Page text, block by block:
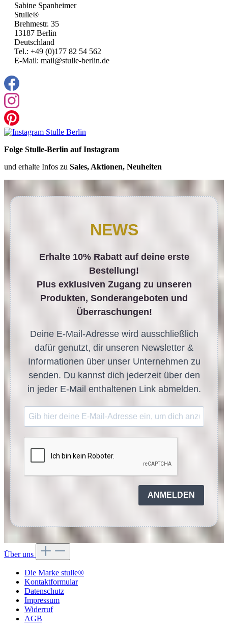
Sabine Spanheimer
Stulle®
Brehmestr. 35
13187 Berlin
Deutschland
Tel.: +49 (0)177 82 54 562
E-Mail: mail@stulle-berlin.de
Folge Stulle-Berlin auf Instagram
und erhalte Infos zu Sales, Aktionen, Neuheiten
NEWS
Erhalte 10% Rabatt auf deine erste
Bestellung!
Plus exklusiven Zugang zu unseren
Produkten, Sonderangeboten und
Überraschungen!
Deine E-Mail-Adresse wird ausschließlich
dafür genutzt, dir unseren Newsletter &
Informationen über unser Unternehmen zu
senden. Du kannst dich jederzeit über den
in jeder E-Mail enthaltenen Link abmelden.
ANMELDEN
Über uns
Die Marke stulle®
Kontaktformular
Datenschutz
Impressum
Widerruf
AGB